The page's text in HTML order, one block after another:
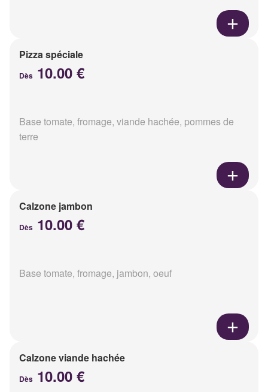
Pizza spéciale
Dès 10.00 €
Base tomate, fromage, viande hachée, pommes de
terre
Calzone jambon
Dès 10.00 €
Base tomate, fromage, jambon, oeuf
Calzone viande hachée
Dès 10.00 €